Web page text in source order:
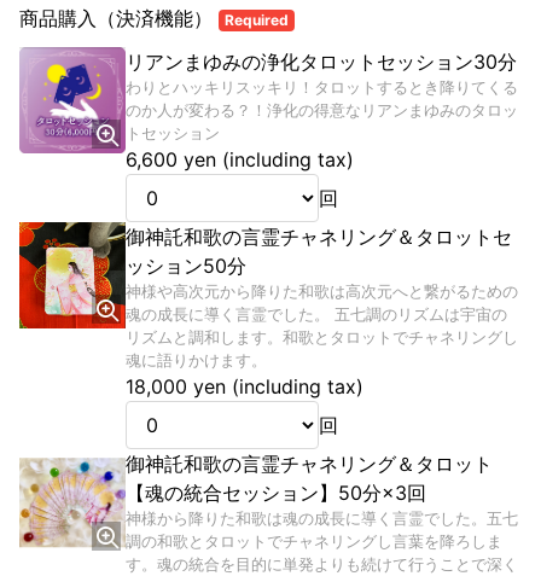
商品購入（決済機能） Required
リアンまゆみの浄化タロットセッション30分
わりとハッキリスッキリ！タロットするとき降りてくる
のか人が変わる？！浄化の得意なリアンまゆみのタロッ
トセッション
6,600 yen (including tax)
回
御神託和歌の言霊チャネリング＆タロットセ
ッション50分
神様や高次元から降りた和歌は高次元へと繋がるための
魂の成長に導く言霊でした。 五七調のリズムは宇宙の
リズムと調和します。和歌とタロットでチャネリングし
魂に語りかけます。
18,000 yen (including tax)
回
御神託和歌の言霊チャネリング＆タロット
【魂の統合セッション】50分×3回
神様から降りた和歌は魂の成長に導く言霊でした。五七
調の和歌とタロットでチャネリングし言葉を降ろしま
す。魂の統合を目的に単発よりも続けて行うことで深く